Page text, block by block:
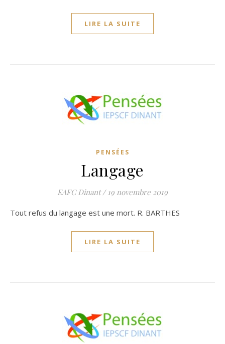
LIRE LA SUITE
PENSÉES
Langage
EAFC Dinant / 19 novembre 2019
Tout refus du langage est une mort. R. BARTHES
LIRE LA SUITE